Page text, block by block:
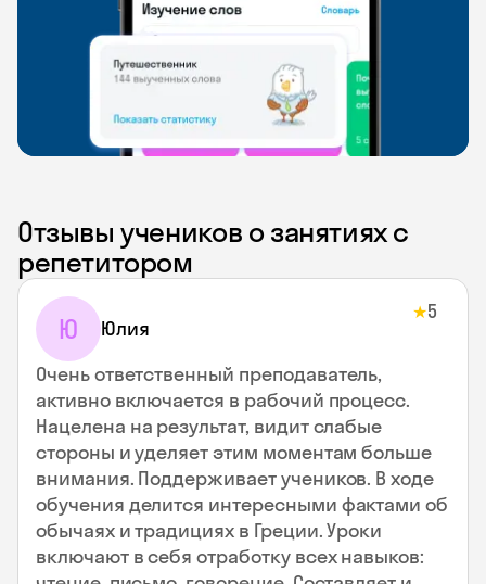
Отзывы учеников о занятиях с
репетитором
Ю Юлия
★5
Очень ответственный преподаватель,
активно включается в рабочий процесс.
Нацелена на результат, видит слабые
стороны и уделяет этим моментам больше
внимания. Поддерживает учеников. В ходе
обучения делится интересными фактами об
обычаях и традициях в Греции. Уроки
включают в себя отработку всех навыков: